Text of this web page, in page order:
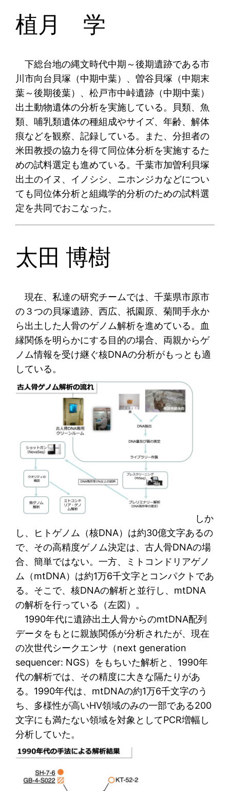
植月 学
下総台地の縄文時代中期～後期遺跡である市
川市向台貝塚（中期中葉）、曽谷貝塚（中期末
葉～後期後葉）、松戸市中峠遺跡（中期中葉）
出土動物遺体の分析を実施している。貝類、魚
類、哺乳類遺体の種組成やサイズ、年齢、解体
痕などを観察、記録している。また、分担者の
米田教授の協力を得て同位体分析を実施するた
めの試料選定も進めている。千葉市加曽利貝塚
出土のイヌ、イノシシ、ニホンジカなどについ
ても同位体分析と組織学的分析のための試料選
定を共同でおこなった。
太田 博樹
現在、私達の研究チームでは、千葉県市原市
の３つの貝塚遺跡、西広、祇園原、菊間手永か
ら出土した人骨のゲノム解析を進めている。血
縁関係を明らかにする目的の場合、両親からゲ
ノム情報を受け継ぐ核DNAの分析がもっとも適
している。
しか
し、ヒトゲノム（核DNA）は約30億文字あるの
で、その高精度ゲノム決定は、古人骨DNAの場
合、簡単ではない。一方、ミトコンドリアゲノ
ム（mtDNA）は約1万6千文字とコンパクトであ
る。そこで、核DNAの解析と並行し、mtDNA
の解析を行っている（左図）。
1990年代に遺跡出土人骨からのmtDNA配列
データをもとに親族関係が分析されたが、現在
の次世代シークエンサ（next generation
sequencer: NGS）をもちいた解析と、1990年
代の解析では、その精度に大きな隔たりがあ
る。1990年代は、mtDNAの約1万6千文字のう
ち、多様性が高いHV領域のみの一部である200
文字にも満たない領域を対象としてPCR増幅し
分析していた。